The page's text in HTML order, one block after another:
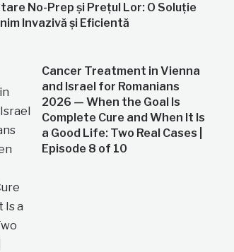
No-Prep și Prețul Lor: O Soluție
Invazivă și Eficientă
Cancer Treatment in Vienna
and Israel for Romanians
2026 — When the Goal Is
Complete Cure and When It Is
a Good Life: Two Real Cases |
Episode 8 of 10